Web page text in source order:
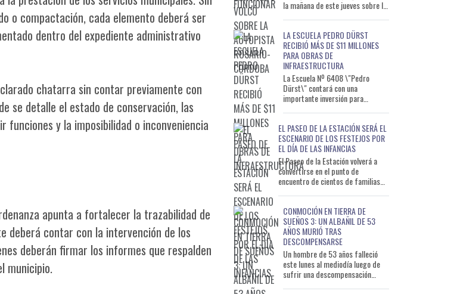
o compactación, cada elemento deberá ser
dentro del expediente administrativo
chatarra sin contar previamente con
se detalle el estado de conservación, las
y la imposibilidad o inconveniencia
apunta a fortalecer la trazabilidad de
deberá contar con la intervención de los
deberán firmar los informes que respalden
municipio.
la mañana de este jueves sobre la
LA ESCUELA PEDRO DÜRST
RECIBIÓ MÁS DE $11 MILLONES
PARA OBRAS DE
INFRAESTRUCTURA
La Escuela Nº 6408 \"Pedro
Dürst\" contará con una
importante inversión para
s
EL PASEO DE LA ESTACIÓN SERÁ EL
ESCENARIO DE LOS FESTEJOS POR
EL DÍA DE LAS INFANCIAS
El Paseo de la Estación volverá a
convertirse en el punto de
encuentro de cientos de familias
CONMOCIÓN EN TIERRA DE
SUEÑOS 3: UN ALBAÑIL DE 53
AÑOS MURIÓ TRAS
DESCOMPENSARSE
Un hombre de 53 años falleció
este lunes al mediodía luego de
sufrir una descompensación